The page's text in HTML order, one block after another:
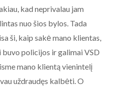
kad neprivalau jam
nuo šios bylos. Tada
ši, kaip sakė mano klientas,
policijos ir galimai VSD
mano klientą vienintelį
uždraudęs kalbėti. O